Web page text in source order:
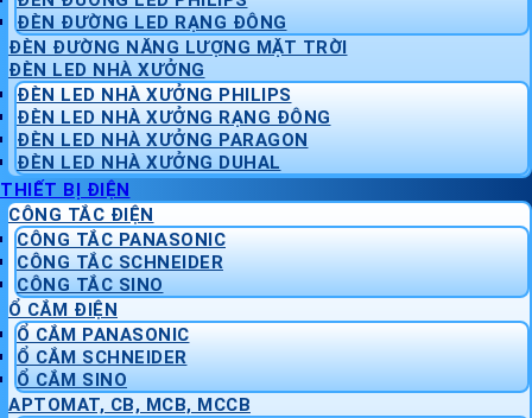
ĐÈN ĐƯỜNG LED RẠNG ĐÔNG
ĐÈN ĐƯỜNG NĂNG LƯỢNG MẶT TRỜI
ĐÈN LED NHÀ XƯỞNG
ĐÈN LED NHÀ XƯỞNG PHILIPS
ĐÈN LED NHÀ XƯỞNG RẠNG ĐÔNG
ĐÈN LED NHÀ XƯỞNG PARAGON
ĐÈN LED NHÀ XƯỞNG DUHAL
THIẾT BỊ ĐIỆN
CÔNG TẮC ĐIỆN
CÔNG TẮC PANASONIC
CÔNG TẮC SCHNEIDER
CÔNG TẮC SINO
Ổ CẮM ĐIỆN
Ổ CẮM PANASONIC
Ổ CẮM SCHNEIDER
Ổ CẮM SINO
APTOMAT, CB, MCB, MCCB